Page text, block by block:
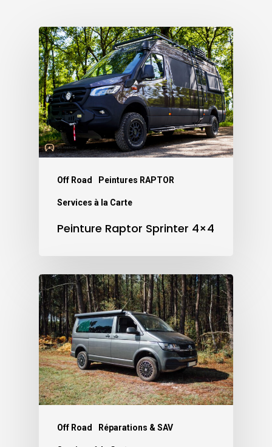
Off Road Peintures RAPTOR
Services à la Carte
Peinture Raptor Sprinter 4×4
Off Road Réparations & SAV